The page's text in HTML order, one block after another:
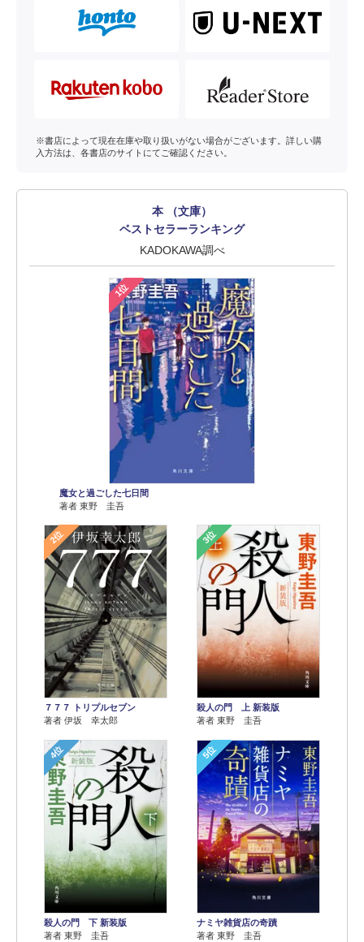
※書店によって現在在庫や取り扱いがない場合がございます。詳しい購
入方法は、各書店のサイトにてご確認ください。
本 （文庫）
ベストセラーランキング
KADOKAWA調べ
1位
魔女と過ごした七日間
著者 東野 圭吾
2位
７７７ トリプルセブン
著者 伊坂 幸太郎
3位
殺人の門 上 新装版
著者 東野 圭吾
4位
殺人の門 下 新装版
著者 東野 圭吾
5位
ナミヤ雑貨店の奇蹟
著者 東野 圭吾